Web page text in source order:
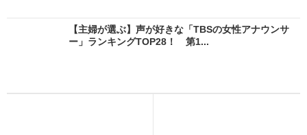
【主婦が選ぶ】声が好きな「TBSの女性アナウンサ
ー」ランキングTOP28！ 第1...